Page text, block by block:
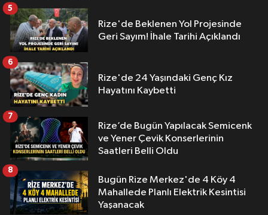
Rize'de Beklenen Yol Projesinde
Geri Sayım! İhale Tarihi Açıklandı
5
Rize'de 24 Yaşındaki Genç Kız
Hayatını Kaybetti
6
Rize’de Bugün Yapılacak Semicenk
ve Yener Çevik Konserlerinin
Saatleri Belli Oldu
7
Bugün Rize Merkez'de 4 Köy 4
Mahallede Planlı Elektrik Kesintisi
Yaşanacak
8